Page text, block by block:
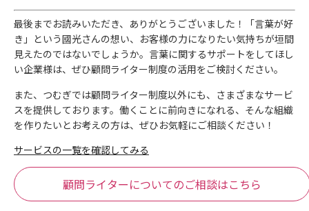
最後までお読みいただき、ありがとうございました！「言葉が好
き」という國光さんの想い、お客様の力になりたい気持ちが垣間
見えたのではないでしょうか。言葉に関するサポートをしてほし
い企業様は、ぜひ顧問ライター制度の活用をご検討ください。
また、つむぎでは顧問ライター制度以外にも、さまざまなサービ
スを提供しております。働くことに前向きになれる、そんな組織
を作りたいとお考えの方は、ぜひお気軽にご相談ください！
サービスの一覧を確認してみる
顧問ライターについてのご相談はこちら